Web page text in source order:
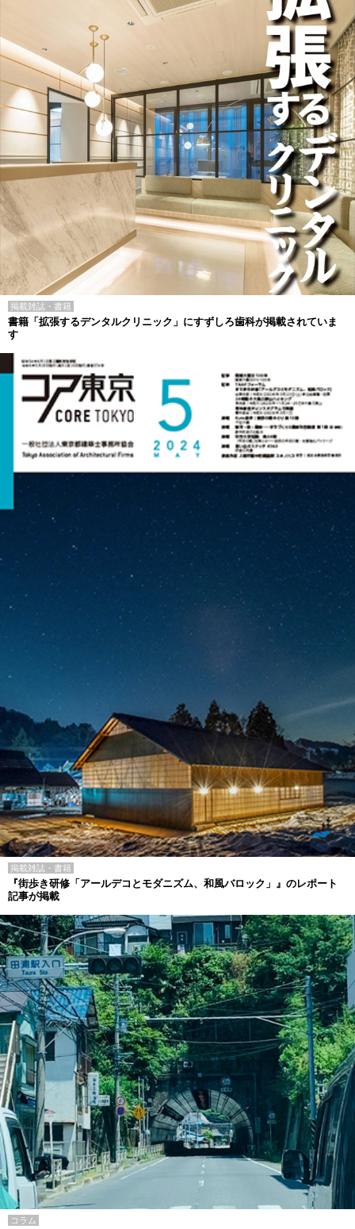
掲載雑誌・書籍
書籍「拡張するデンタルクリニック」にすずしろ歯科が掲載されていま
す
掲載雑誌・書籍
『街歩き研修「アールデコとモダニズム、和風バロック」』のレポート
記事が掲載
コラム